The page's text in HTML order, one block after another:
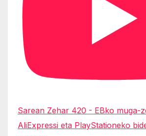
Sarean Zehar 420 - EBko muga-
AliExpressi eta PlayStationeko